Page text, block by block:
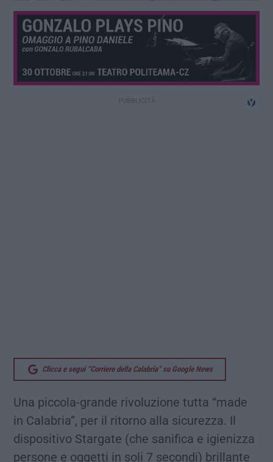
Clicca e segui “Corriere della Calabria” su Google News
Una piccola-grande rivoluzione tutta “made
in Calabria”, per il ritorno alla sicurezza. Il
dispositivo Stargate (che sanifica e igienizza
persone e oggetti in soli 7 secondi) brillante